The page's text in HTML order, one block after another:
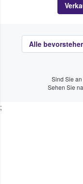
Alle
Sind Sie
Sehen Sie
;